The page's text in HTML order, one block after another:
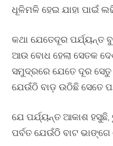
ଧୂଳିମଳି ହେଇ ଯାହା ପାଇଁ
କଥା ଯେତେଦୂର ପର୍ଯ୍ୟନ୍ତ
ଆଉ ବୋଧ ହେଲା ସେତକ
ସମୁଦ୍ରରେ ଯେତେ ଦୂର ସେତୁ
ଯେଉଁଠି ବାଡ଼ ଉଠିଛି ସେତେ
ଯେ ପର୍ଯ୍ୟନ୍ତ ଆକାଶ ହସୁଛି,
ପର୍ବତ ଯେଉଁଠି ବାଟ